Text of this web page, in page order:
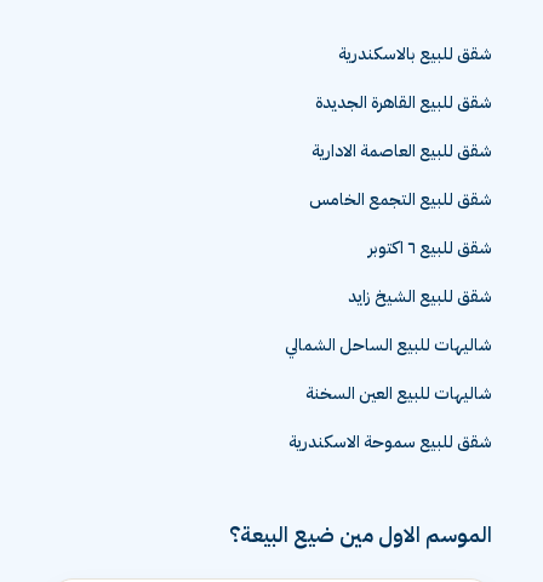
شقق للبيع بالاسكندرية
شقق للبيع القاهرة الجديدة
شقق للبيع العاصمة الادارية
شقق للبيع التجمع الخامس
شقق للبيع ٦ اكتوبر
شقق للبيع الشيخ زايد
شاليهات للبيع الساحل الشمالي
شاليهات للبيع العين السخنة
شقق للبيع سموحة الاسكندرية
الموسم الاول مين ضيع البيعة؟